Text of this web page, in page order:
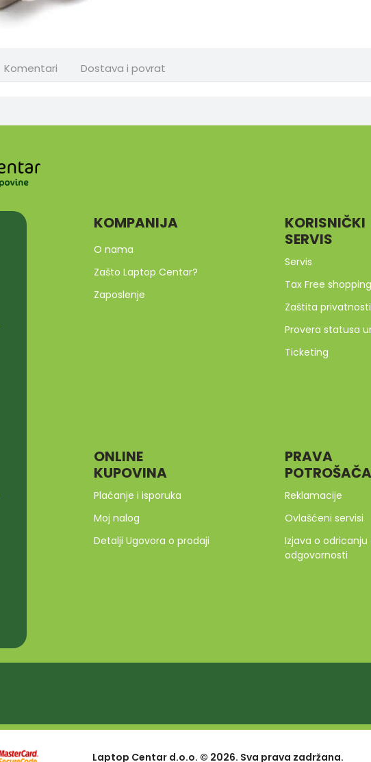
Komentari Dostava i povrat
KOMPANIJA
O nama
Zašto Laptop Centar?
Zaposlenje
KORISNIČKI
SERVIS
Servis
Tax Free shopping
Zaštita privatnosti
Provera statusa
Ticketing
ONLINE
KUPOVINA
Plaćanje i isporuka
Moj nalog
Detalji Ugovora o prodaji
PRAVA
POTROŠAČA
Reklamacije
Ovlašćeni servisi
Izjava o odricanju
odgovornosti
Laptop Centar d.o.o. © 2026. Sva prava zadržana.